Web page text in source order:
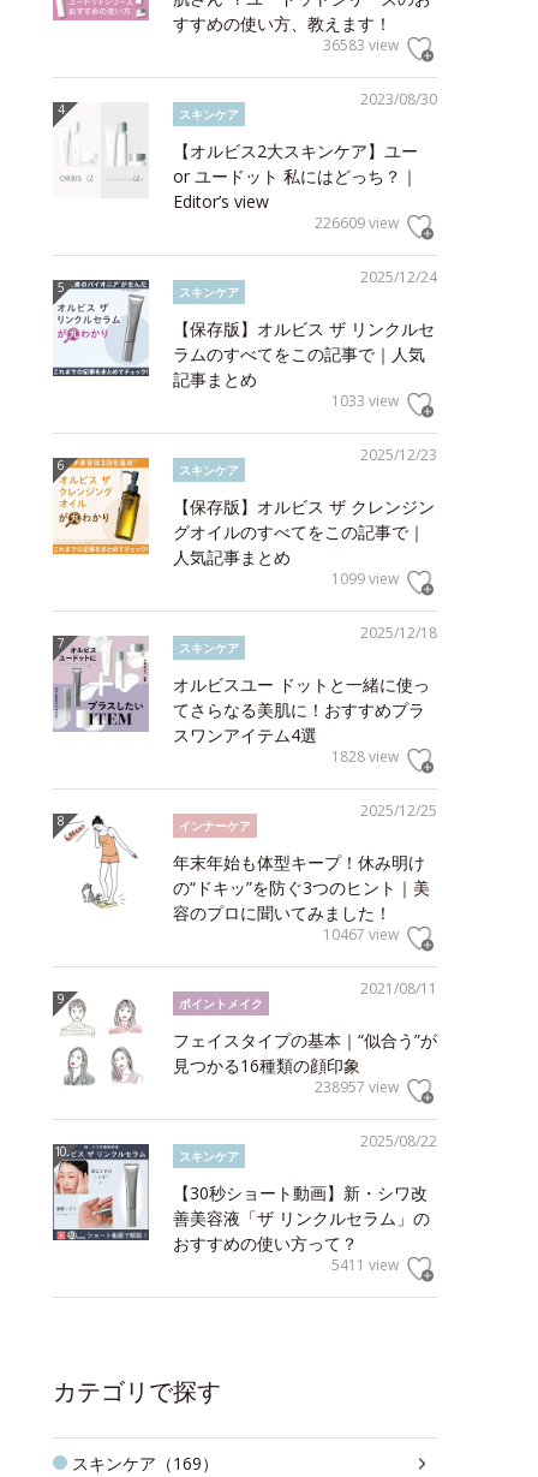
すすめの使い方、教えます！
36583 view
2023/08/30
スキンケア
【オルビス2大スキンケア】ユー
or ユードット 私にはどっち？｜
Editor’s view
226609 view
2025/12/24
スキンケア
【保存版】オルビス ザ リンクルセ
ラムのすべてをこの記事で｜人気
記事まとめ
1033 view
2025/12/23
スキンケア
【保存版】オルビス ザ クレンジン
グオイルのすべてをこの記事で｜
人気記事まとめ
1099 view
2025/12/18
スキンケア
オルビスユー ドットと一緒に使っ
てさらなる美肌に！おすすめプラ
スワンアイテム4選
1828 view
2025/12/25
インナーケア
年末年始も体型キープ！休み明け
の“ドキッ”を防ぐ3つのヒント｜美
容のプロに聞いてみました！
10467 view
2021/08/11
ポイントメイク
フェイスタイプの基本｜“似合う”が
見つかる16種類の顔印象
238957 view
2025/08/22
スキンケア
【30秒ショート動画】新・シワ改
善美容液「ザ リンクルセラム」の
おすすめの使い方って？
5411 view
カテゴリで探す
スキンケア（169）